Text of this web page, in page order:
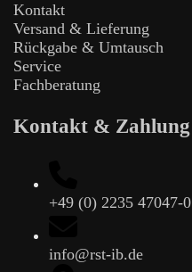
Kontakt
Versand & Lieferung
Rückgabe & Umtausch
Service
Fachberatung
Kontakt & Zahlung
+49 (0) 2235 47047-0
info@rst-ib.de